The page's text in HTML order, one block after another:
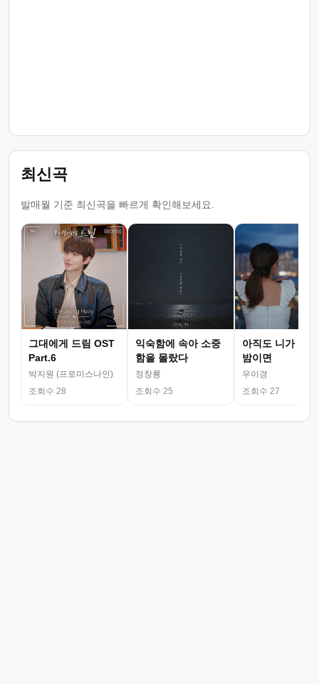
최신곡
발매월 기준 최신곡을 빠르게 확인해보세요.
그대에게 드림 OST
Part.6
박지원 (프로미스나인)
조회수 28
익숙함에 속아 소중
함을 몰랐다
정창룡
조회수 25
아직도 니가 그
밤이면
우이경
조회수 27